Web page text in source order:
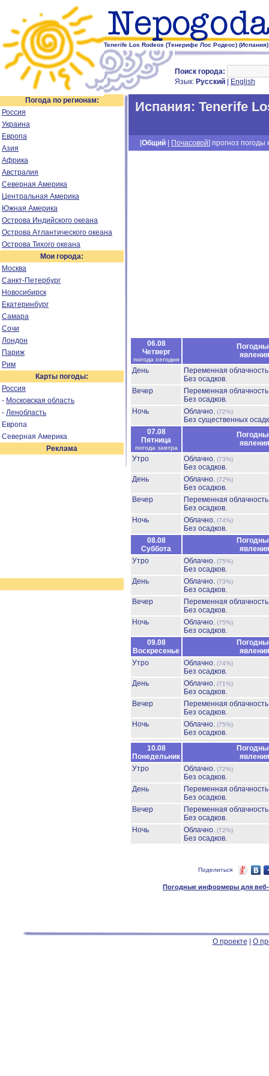
Tenerife Los Rodeos (Тенерифе Лос Родеос) (Испания)
Поиск города:
Язык: Русский English
Погода по регионам:
Россия
Украина
Европа
Азия
Африка
Австралия
Северная Америка
Центральная Америка
Южная Америка
Острова Индийского океана
Острова Атлантического океана
Острова Тихого океана
Мои города:
Москва
Санкт-Петербург
Новосибирск
Екатеринбург
Самара
Сочи
Лондон
Париж
Рим
Карты погоды:
Россия
- Московская область
- Ленобласть
Европа
Северная Америка
Реклама
Испания: Tenerife
[Общий Почасовой] прогноз погоды
06.08
Четверг
погода сегодня
явления
День
Переменная
Без осадков.
Вечер
Переменная
Без осадков.
Ночь
Облачно. (72%)
Без существенных
07.08
Пятница
погода завтра
явления
Утро
Облачно. (73%)
Без осадков.
День
Облачно. (72%)
Без осадков.
Вечер
Переменная
Без осадков.
Ночь
Облачно. (74%)
Без осадков.
08.08
Суббота
явления
Утро
Облачно. (75%)
Без осадков.
День
Облачно. (73%)
Без осадков.
Вечер
Переменная
Без осадков.
Ночь
Облачно. (75%)
Без осадков.
09.08
Воскресенье
явления
Утро
Облачно. (74%)
Без осадков.
День
Облачно. (71%)
Без осадков.
Вечер
Переменная
Без осадков.
Ночь
Облачно. (75%)
Без осадков.
10.08
Понедельник
явления
Утро
Облачно. (72%)
Без осадков.
День
Переменная
Без осадков.
Вечер
Переменная
Без осадков.
Ночь
Облачно. (72%)
Без осадков.
Поделиться
Погодные информеры для веб-
О проекте О